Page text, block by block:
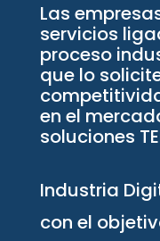
Las
servicios
proceso
que lo
en el
soluciones
Industria
con el